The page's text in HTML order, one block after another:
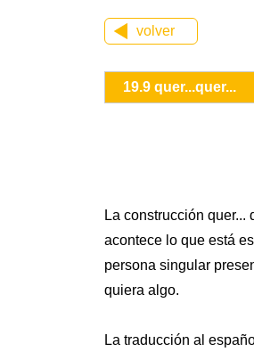
volver
19.9 quer...quer...
La construcción
acontece lo que está
persona singular
quiera algo.
La traducción al